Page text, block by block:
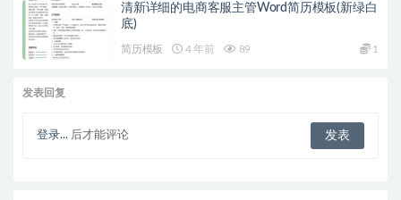
清新详细的电商客服主管Word简历模板(新绿白
底)
简历模板 4 年前 89 1
发表回复
登录... 后才能评论